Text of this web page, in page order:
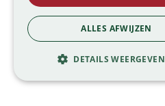
ALLES AFWIJZEN
DETAILS WEERGEVEN